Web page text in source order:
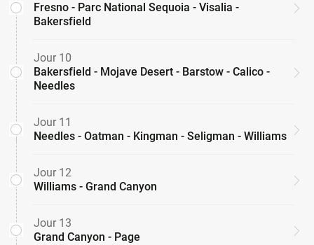
Fresno - Parc National Sequoia - Visalia -
Bakersfield
Jour 10
Bakersfield - Mojave Desert - Barstow - Calico -
Needles
Jour 11
Needles - Oatman - Kingman - Seligman - Williams
Jour 12
Williams - Grand Canyon
Jour 13
Grand Canyon - Page